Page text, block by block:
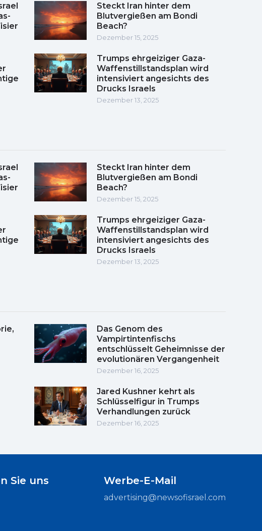
Steckt Iran hinter dem
Blutvergießen am Bondi
Beach?
Dezember 15, 2025
Trumps ehrgeiziger Gaza-
Waffenstillstandsplan wird
intensiviert angesichts des
Drucks Israels
Dezember 13, 2025
Steckt Iran hinter dem
Blutvergießen am Bondi
Beach?
Dezember 15, 2025
Trumps ehrgeiziger Gaza-
Waffenstillstandsplan wird
intensiviert angesichts des
Drucks Israels
Dezember 13, 2025
Das Genom des
Vampirtintenfischs
entschlüsselt Geheimnisse der
evolutionären Vergangenheit
Dezember 16, 2025
Jared Kushner kehrt als
Schlüsselfigur in Trumps
Verhandlungen zurück
Dezember 16, 2025
Sie uns Werbe-E-Mail
advertising@newsofisrael.com